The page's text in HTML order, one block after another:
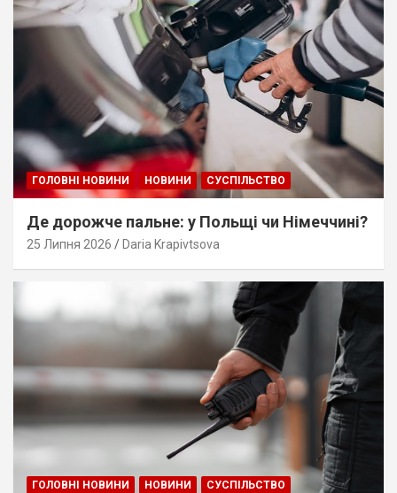
ГОЛОВНІ НОВИНИ НОВИНИ СУСПІЛЬСТВО
Де дорожче пальне: у Польщі чи Німеччині?
25 Липня 2026 Daria Krapivtsova
ГОЛОВНІ НОВИНИ НОВИНИ СУСПІЛЬСТВО